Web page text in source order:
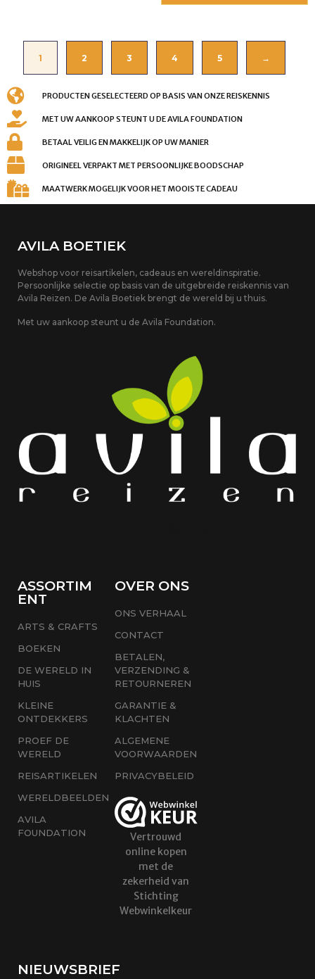
1 2 3 4 5 →
PRODUCTEN GESELECTEERD OP BASIS VAN ONZE REISKENNIS
MET UW AANKOOP STEUNT U DE AVILA FOUNDATION
BETAAL VEILIG EN MAKKELIJK OP UW MANIER
ORIGINEEL VERPAKT MET PERSOONLIJKE BOODSCHAP
MAATWERK MOGELIJK VOOR HET MOOISTE CADEAU
AVILA BOETIEK
Webshop voor reisartikelen, cadeaus en wereldinspiratie.
Persoonlijke selectie op basis van de uitgebreide reiskennis van
Avila Reizen. De Avila Boetiek brengt de wereld bij u thuis.
Met uw aankoop steunt u de Avila Foundation.
ASSORTIM
ENT
ARTS & CRAFTS
BOEKEN
DE WERELD IN
HUIS
KLEINE
ONTDEKKERS
PROEF DE
WERELD
REISARTIKELEN
WERELDBEELDEN
AVILA
FOUNDATION
OVER ONS
ONS VERHAAL
CONTACT
BETALEN,
VERZENDING &
RETOURNEREN
GARANTIE &
KLACHTEN
ALGEMENE
VOORWAARDEN
PRIVACYBELEID
Vertrouwd
online kopen
met de
zekerheid van
Stichting
Webwinkelkeur
NIEUWSBRIEF